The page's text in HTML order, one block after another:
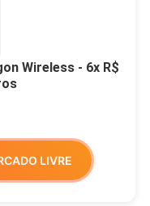
Wireless - 6x R$
LIVRE